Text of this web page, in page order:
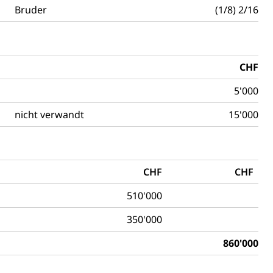
Bruder (1/8) 2/16
CHF
5'000
nicht verwandt 15'000
CHF
CHF
510'000
350'000
860'000
Parteien, Grundfreiheiten, Pluralismus
Gewerbesteuer, Vergnügungssteuer,
Kapitalsteuer
Beschwerdestelle Spitäler